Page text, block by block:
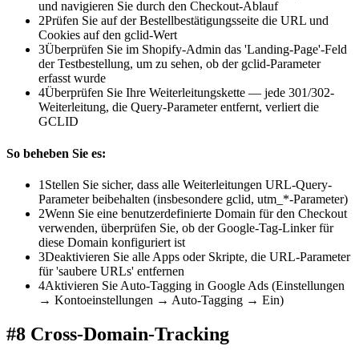
und navigieren Sie durch den Checkout-Ablauf
2Prüfen Sie auf der Bestellbestätigungsseite die URL und
Cookies auf den gclid-Wert
3Überprüfen Sie im Shopify-Admin das 'Landing-Page'-Feld
der Testbestellung, um zu sehen, ob der gclid-Parameter
erfasst wurde
4Überprüfen Sie Ihre Weiterleitungskette — jede 301/302-
Weiterleitung, die Query-Parameter entfernt, verliert die
GCLID
So beheben Sie es:
1 Stellen Sie sicher, dass alle Weiterleitungen URL-Query-
Parameter beibehalten (insbesondere gclid, utm_*-Parameter)
2Wenn Sie eine benutzerdefinierte Domain für den Checkout
verwenden, überprüfen Sie, ob der Google-Tag-Linker für
diese Domain konfiguriert ist
3Deaktivieren Sie alle Apps oder Skripte, die URL-Parameter
für 'saubere URLs' entfernen
4Aktivieren Sie Auto-Tagging in Google Ads (Einstellungen
→ Kontoeinstellungen → Auto-Tagging → Ein)
#8 Cross-Domain-Tracking